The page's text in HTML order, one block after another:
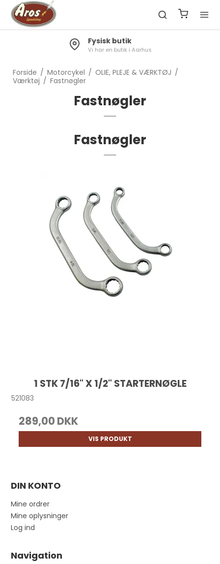
Fysisk butik
Vi har en butik i Aarhus
Forside / Motorcykel / OLIE, PLEJE & VÆRKTØJ /
Værktøj / Fastnøgler
Fastnøgler
Fastnøgler
1 STK 7/16" X 1/2" STARTERNØGLE
521083
289,00 DKK
VIS PRODUKT
DIN KONTO
Mine ordrer
Mine oplysninger
Log ind
Navigation